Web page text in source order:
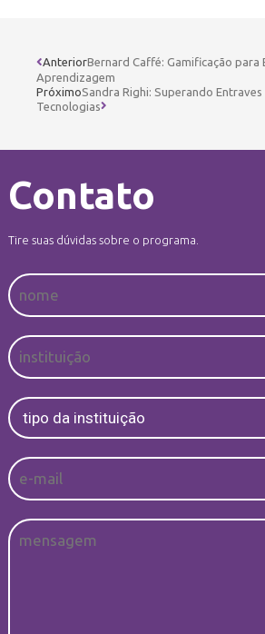
AnteriorBernard Caffé: Gamificação para
Aprendizagem
PróximoSandra Righi: Superando
Tecnologias
Contato
Tire suas dúvidas sobre o programa.